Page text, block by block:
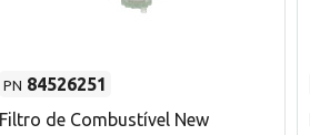
PN 84526251
Filtro de Combustível New